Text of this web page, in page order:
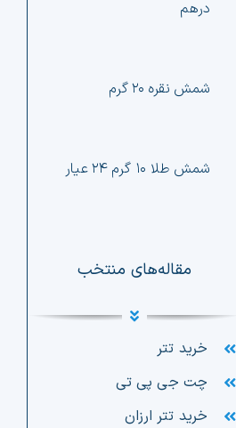
درهم
شمش نقره ۲۰ گرم
شمش طلا ۱۰ گرم ۲۴ عیار
مقاله‌های منتخب
خرید تتر
چت جی پی تی
خرید تتر ارزان